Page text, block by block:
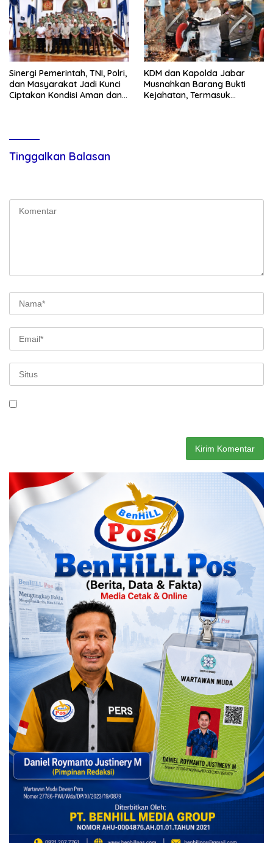
Sinergi Pemerintah, TNI, Polri,
dan Masyarakat Jadi Kunci
Ciptakan Kondisi Aman dan
KDM dan Kapolda Jabar
Musnahkan Barang Bukti
Kejahatan, Termasuk
Tinggalkan Balasan